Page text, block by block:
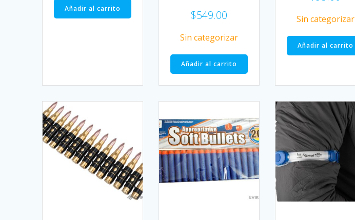
Añadir al carrito $549.00
Sin categorizar
Añadir al carrito
Sin categorizar
Añadir al carrito